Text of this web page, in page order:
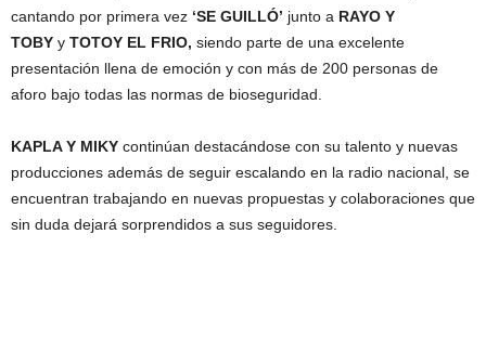
cantando por primera vez ‘SE GUILLÓ’ junto a RAYO Y
TOBY y TOTOY EL FRIO, siendo parte de una excelente
presentación llena de emoción y con más de 200 personas de
aforo bajo todas las normas de bioseguridad.
KAPLA Y MIKY continúan destacándose con su talento y nuevas
producciones además de seguir escalando en la radio nacional, se
encuentran trabajando en nuevas propuestas y colaboraciones que
sin duda dejará sorprendidos a sus seguidores.